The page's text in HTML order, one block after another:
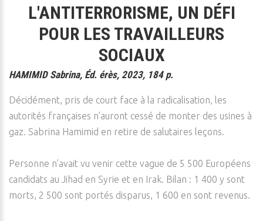
L'ANTITERRORISME, UN DÉFI
POUR LES TRAVAILLEURS
SOCIAUX
HAMIMID Sabrina, Éd. érès, 2023, 184 p.
Décidément, pris de court face à la radicalisation, les
autorités françaises n’auront cessé de monter des usines à
gaz. Sabrina Hamimid en retire de salutaires leçons.
Personne n’avait vu venir cette vague de 5 500 Européens
candidats au Jihad en Syrie et en Irak. Bilan : 1 400 y sont
morts, 2 500 sont portés disparus, 1 600 en sont revenus.